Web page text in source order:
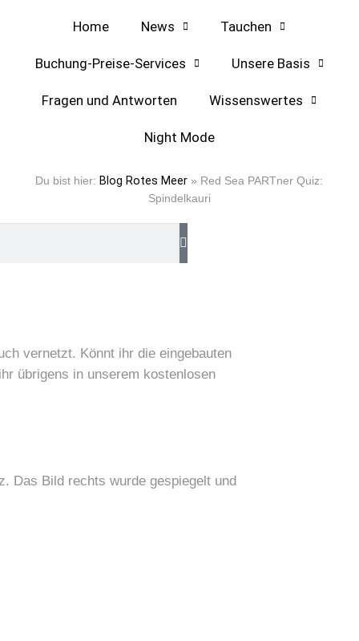
Home News Tauchen
Buchung-Preise-Services Unsere Basis
Fragen und Antworten Wissenswertes
Night Mode
Du bist hier: Blog Rotes Meer » Red Sea PARTner Quiz:
Spindelkauri
vernetzt. Könnt ihr die eingebauten
übrigens in unserem kostenlosen
Das Bild rechts wurde gespiegelt und